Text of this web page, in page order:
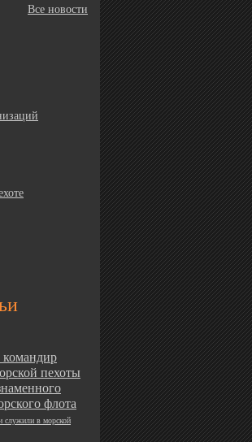
Все новости
пехоты
флота
служили в морской